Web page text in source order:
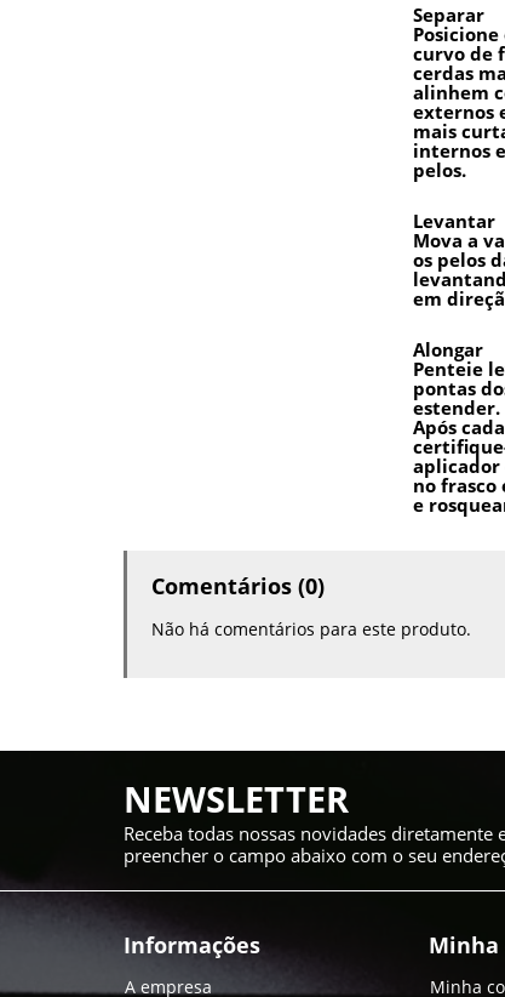
Separar
curvo de
cerdas
alinhem
externos
mais
internos
pelos.
Levantar
Mova a
os pelos
em
Alongar
Penteie
pontas
estender.
Após
aplicador
no frasco
e
Comentários (0)
Não há comentários para este produto.
NEWSLETTER
Receba todas nossas novidades diretamente
preencher o campo abaixo com o seu
Informações
A empresa
Minha
Minha